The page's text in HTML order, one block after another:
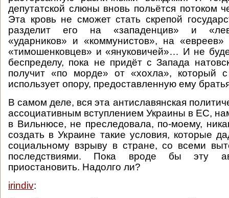
депутатской слюны вновь польётся потоком
Эта кровь не сможет стать скрепой
разделит его на «западенцив» и
«ударников» и «коммунистов», на
«тимошенковцев» и «януковичей»… И не
беспределу, пока не придёт с Запада
получит «по морде» от «хохла», который с
использует опору, предоставленную ему
В самом деле, вся эта антиславянская
ассоциативным вступлением Украины в ЕС,
в Вильнюсе, не преследовала, по-моему,
создать в Украине такие условия, которые
социальному взрыву в стране, со всеми
последствиями. Пока вроде бы эту
приостановить. Надолго ли?
irindiv: